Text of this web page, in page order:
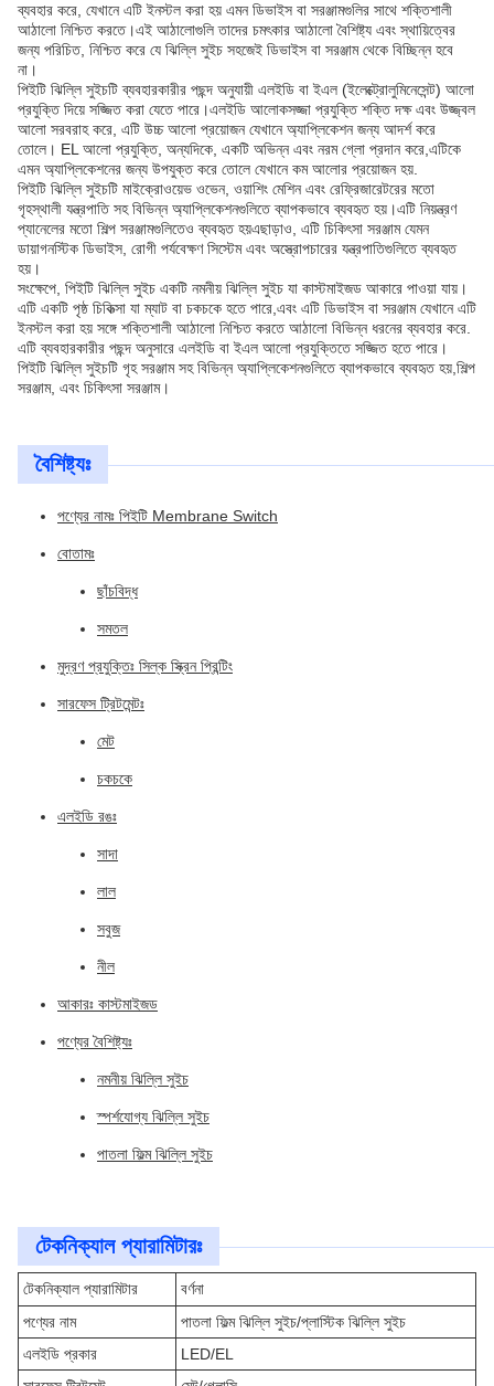
ব্যবহার করে, যেখানে এটি ইনস্টল করা হয় এমন ডিভাইস বা সরঞ্জামগুলির সাথে শক্তিশালী
আঠালো নিশ্চিত করতে।এই আঠালোগুলি তাদের চমৎকার আঠালো বৈশিষ্ট্য এবং স্থায়িত্বের
জন্য পরিচিত, নিশ্চিত করে যে ঝিল্লি সুইচ সহজেই ডিভাইস বা সরঞ্জাম থেকে বিচ্ছিন্ন হবে
না।
পিইটি ঝিল্লি সুইচটি ব্যবহারকারীর পছন্দ অনুযায়ী এলইডি বা ইএল (ইলেক্ট্রোলুমিনেসেন্ট) আলো
প্রযুক্তি দিয়ে সজ্জিত করা যেতে পারে।এলইডি আলোকসজ্জা প্রযুক্তি শক্তি দক্ষ এবং উজ্জ্বল
আলো সরবরাহ করে, এটি উচ্চ আলো প্রয়োজন যেখানে অ্যাপ্লিকেশন জন্য আদর্শ করে
তোলে। EL আলো প্রযুক্তি, অন্যদিকে, একটি অভিন্ন এবং নরম গ্লো প্রদান করে,এটিকে
এমন অ্যাপ্লিকেশনের জন্য উপযুক্ত করে তোলে যেখানে কম আলোর প্রয়োজন হয়.
পিইটি ঝিল্লি সুইচটি মাইক্রোওয়েভ ওভেন, ওয়াশিং মেশিন এবং রেফ্রিজারেটরের মতো
গৃহস্থালী যন্ত্রপাতি সহ বিভিন্ন অ্যাপ্লিকেশনগুলিতে ব্যাপকভাবে ব্যবহৃত হয়।এটি নিয়ন্ত্রণ
প্যানেলের মতো শিল্প সরঞ্জামগুলিতেও ব্যবহৃত হয়এছাড়াও, এটি চিকিৎসা সরঞ্জাম যেমন
ডায়াগনস্টিক ডিভাইস, রোগী পর্যবেক্ষণ সিস্টেম এবং অস্ত্রোপচারের যন্ত্রপাতিগুলিতে ব্যবহৃত
হয়।
সংক্ষেপে, পিইটি ঝিল্লি সুইচ একটি নমনীয় ঝিল্লি সুইচ যা কাস্টমাইজড আকারে পাওয়া যায়।
এটি একটি পৃষ্ঠ চিকিত্সা যা ম্যাট বা চকচকে হতে পারে,এবং এটি ডিভাইস বা সরঞ্জাম যেখানে এটি
ইনস্টল করা হয় সঙ্গে শক্তিশালী আঠালো নিশ্চিত করতে আঠালো বিভিন্ন ধরনের ব্যবহার করে.
এটি ব্যবহারকারীর পছন্দ অনুসারে এলইডি বা ইএল আলো প্রযুক্তিতে সজ্জিত হতে পারে।
পিইটি ঝিল্লি সুইচটি গৃহ সরঞ্জাম সহ বিভিন্ন অ্যাপ্লিকেশনগুলিতে ব্যাপকভাবে ব্যবহৃত হয়,শিল্প
সরঞ্জাম, এবং চিকিৎসা সরঞ্জাম।
বৈশিষ্ট্যঃ
পণ্যের নামঃ পিইটি Membrane Switch
বোতামঃ
ছাঁচবিদ্ধ
সমতল
মুদ্রণ প্রযুক্তিঃ সিল্ক স্ক্রিন প্রিন্টিং
সারফেস ট্রিটমেন্টঃ
মেট
চকচকে
এলইডি রঙঃ
সাদা
লাল
সবুজ
নীল
আকারঃ কাস্টমাইজড
পণ্যের বৈশিষ্ট্যঃ
নমনীয় ঝিল্লি সুইচ
স্পর্শযোগ্য ঝিল্লি সুইচ
পাতলা ফিল্ম ঝিল্লি সুইচ
টেকনিক্যাল প্যারামিটারঃ
টেকনিক্যাল প্যারামিটার
বর্ণনা
পণ্যের নাম
পাতলা ফিল্ম ঝিল্লি সুইচ/প্লাস্টিক ঝিল্লি সুইচ
এলইডি প্রকার
LED/EL